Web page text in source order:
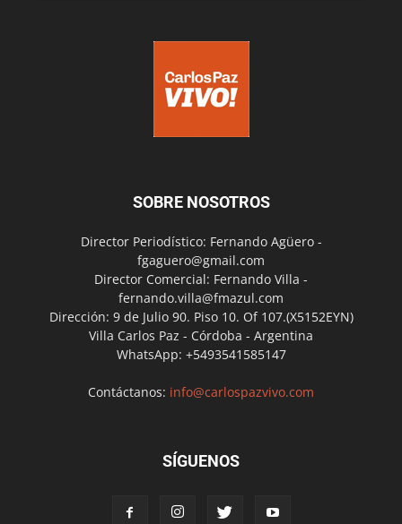
SOBRE NOSOTROS
Director Periodístico: Fernando Agüero -
fgaguero@gmail.com
Director Comercial: Fernando Villa -
fernando.villa@fmazul.com
Dirección: 9 de Julio 90. Piso 10. Of 107.(X5152EYN)
Villa Carlos Paz - Córdoba - Argentina
WhatsApp: +5493541585147
Contáctanos: info@carlospazvivo.com
SÍGUENOS